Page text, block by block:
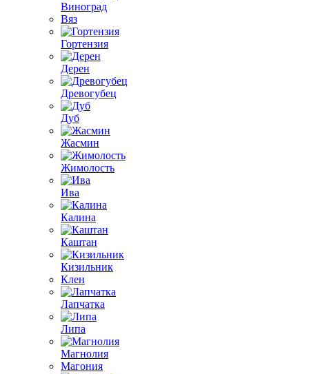
Виноград
Вяз
Гортензия
Дерен
Древогубец
Дуб
Жасмин
Жимолость
Ива
Калина
Каштан
Кизильник
Клен
Лапчатка
Липа
Магнолия
Магония